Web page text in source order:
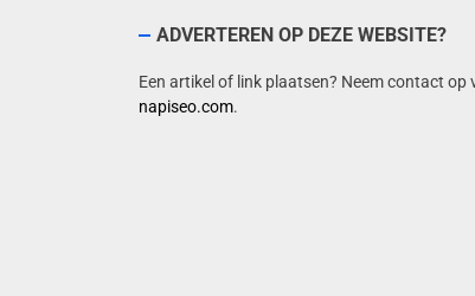
ADVERTEREN OP DEZE WEBSITE?
Een artikel of link plaatsen? Neem contact op
napiseo.com.